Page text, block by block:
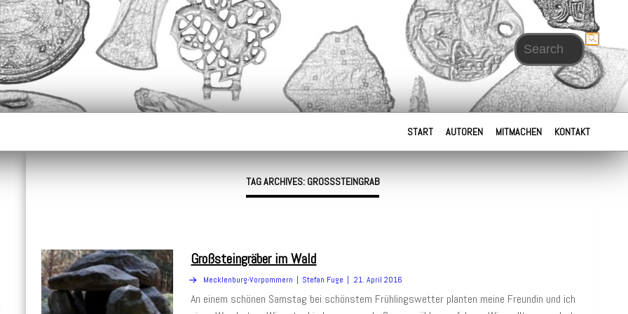
Search for:
START AUTOREN MITMACHEN KONTAKT
TAG ARCHIVES: GROSSSTEINGRAB
Großsteingräber im Wald
Mecklenburg-Vorpommern Stefan Fuge 21. April 2016
An einem schönen Samstag bei schönstem Frühlingswetter planten meine Freundin und ich